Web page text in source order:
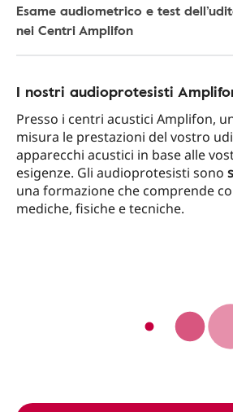
Esame audiometrico e test
nei Centri Amplifon
I nostri audioprotesisti
Presso i centri acustici Amplifon,
misura le prestazioni del vostro
apparecchi acustici in base alle
esigenze. Gli audioprotesisti sono
una formazione che comprende
mediche, fisiche e tecniche.